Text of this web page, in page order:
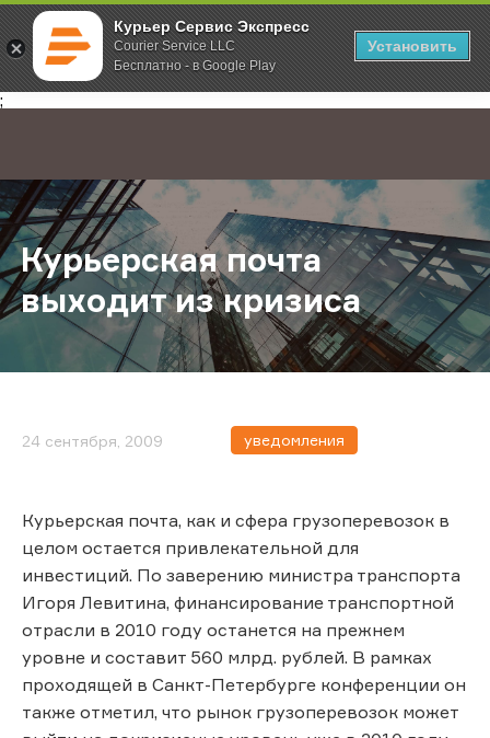
Курьер Сервис Экспресс
Courier Service LLC
Бесплатно - в Google Play
Установить
;
Главная О компании Новости Курьерская почта выходит из
Курьерская почта
выходит из кризиса
24 сентября, 2009 уведомления
Курьерская почта, как и сфера грузоперевозок в
целом остается привлекательной для
инвестиций. По заверению министра транспорта
Игоря Левитина, финансирование транспортной
отрасли в 2010 году останется на прежнем
уровне и составит 560 млрд. рублей. В рамках
проходящей в Санкт-Петербурге конференции он
также отметил, что рынок грузоперевозок может